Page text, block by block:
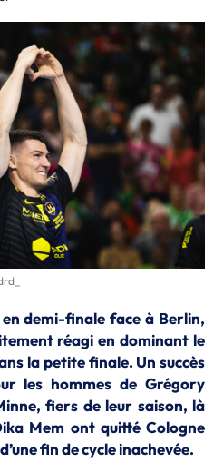
demi-finale face à Berlin,
réagi en dominant le
la petite finale. Un succès
les hommes de Grégory
fiers de leur saison, là
Mem ont quitté Cologne
fin de cycle inachevée.